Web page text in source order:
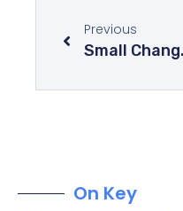
Previous
Small
On Key